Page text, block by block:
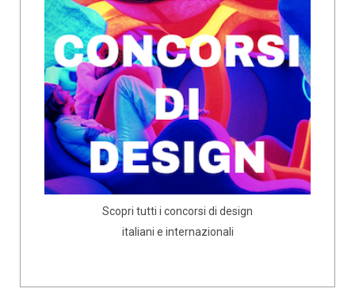
Scopri tutti i concorsi di design
italiani e internazionali